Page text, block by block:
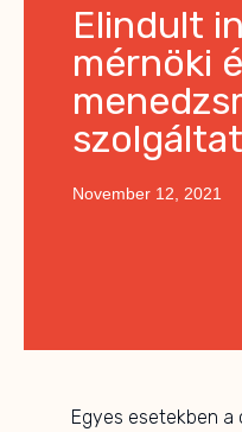
Elindult
mérnöki
November 12, 2021
Egyes esetekben a